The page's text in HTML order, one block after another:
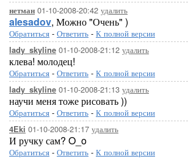
нетман 01-10-2008-20:42 удалить
alesadov, Можно "Очень" )
Обратиться - Ответить - К полной версии
lady_skyline 01-10-2008-21:12 удалить
клева! молодец!
Обратиться - Ответить - К полной версии
lady_skyline 01-10-2008-21:13 удалить
научи меня тоже рисовать ))
Обратиться - Ответить - К полной версии
4Eki 01-10-2008-21:17 удалить
И ручку сам? O_o
Обратиться - Ответить - К полной версии